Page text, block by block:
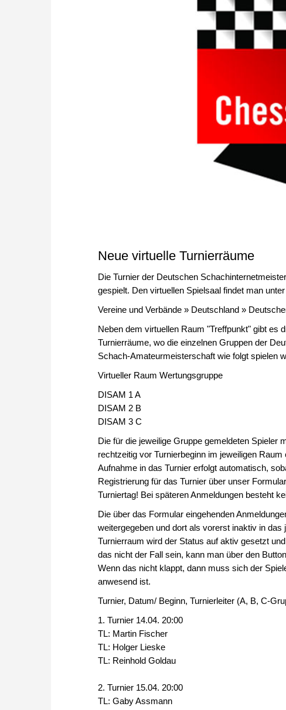
Neue virtuelle Turnierräume
Die Turnier der Deutschen
gespielt. Den virtuellen Spielsaal findet man unter
Vereine und Verbände » Deutschland »
Neben dem virtuellen Raum "Treffpunkt" gibt es
Turnierräume, wo die einzelnen Gruppen der
Schach-Amateurmeisterschaft wie folgt spielen
Virtueller Raum Wertungsgruppe
DISAM 1 A
DISAM 2 B
DISAM 3 C
Die für die jeweilige Gruppe gemeldeten Spieler
rechtzeitig vor Turnierbeginn im jeweiligen Raum
Aufnahme in das Turnier erfolgt automatisch,
Registrierung für das Turnier über unser
Turniertag! Bei späteren Anmeldungen besteht
Die über das Formular eingehenden
weitergegeben und dort als vorerst inaktiv in
Turnierraum wird der Status auf aktiv gesetzt
das nicht der Fall sein, kann man über den
Wenn das nicht klappt, dann muss sich der
anwesend ist.
Turnier, Datum/ Beginn, Turnierleiter (A, B, C-
1. Turnier 14.04. 20:00
TL: Martin Fischer
TL: Holger Lieske
TL: Reinhold Goldau
2. Turnier 15.04. 20:00
TL: Gaby Assmann